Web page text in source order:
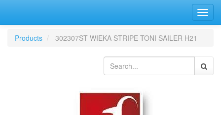
la
Products 302307ST WIEKA STRIPE TONI SAILER H21